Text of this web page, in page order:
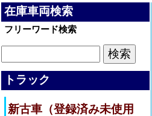
在庫車両検索
フリーワード検索
トラック
新古車（登録済み未使用